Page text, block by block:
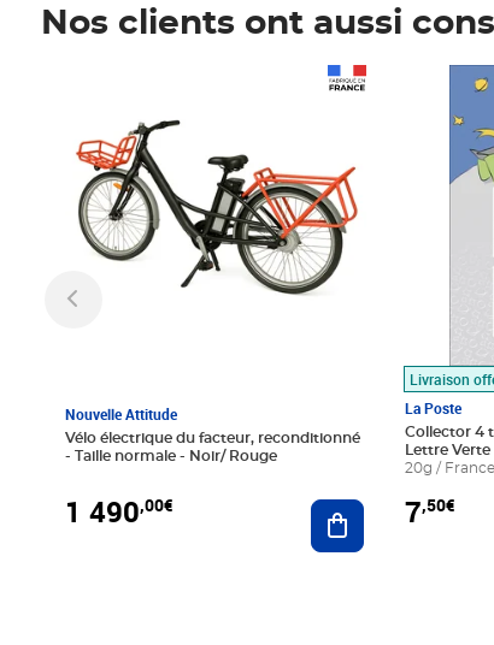
Nos clients ont aussi
Nouvelle Attitude
Vélo électrique du facteur, reconditionné
- Taille normale - Noir/ Rouge
1 490,00€ Ajouter au panier
Livraison
La Poste
Collector 4
Lettre Verte
20g / France
7,50€
Prix 7,50€